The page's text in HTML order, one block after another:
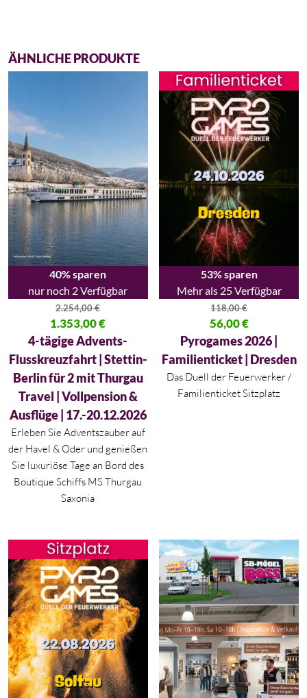
ÄHNLICHE PRODUKTE
40% sparen
nur noch 2 Verfügbar
2.254,00€
Ursprünglicher Preis war: 2.254,00 €
1.353,00€
Aktueller Preis ist: 1.353,00 €.
4-tägige Advents-
Flusskreuzfahrt | Stettin-
Berlin für 2 mit Thurgau
Travel | Vollpension &
Ausflüge | 17.-20.12.2026
Erleben Sie Adventszauber auf
der Havel & Oder und genießen
Sie luxuriöse Tage an Bord des
Boutique Schiffs MS Thurgau
Saxonia
53% sparen
Mehr als 25 Verfügbar
118,00€
Ursprünglicher Preis war:
56,00€
Aktueller Preis ist: 56,00 €.
Pyrogames 2026 |
Familienticket | Dresden
Das Duell der Feuerwerker /
Familienticket Sitzplatz